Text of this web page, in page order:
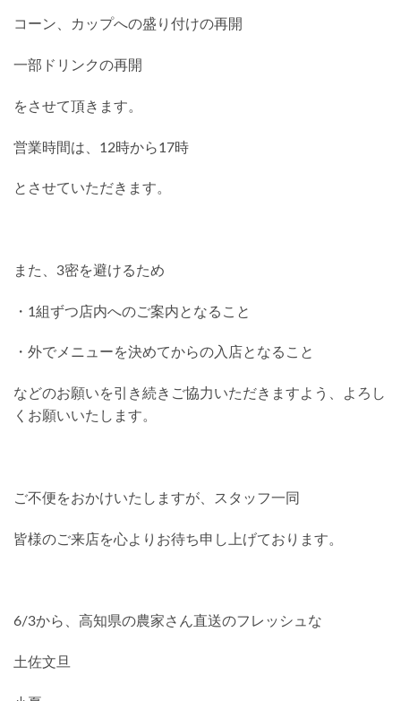
コーン、カップへの盛り付けの再開
一部ドリンクの再開
をさせて頂きます。
営業時間は、12時から17時
とさせていただきます。
また、3密を避けるため
・1組ずつ店内へのご案内となること
・外でメニューを決めてからの入店となること
などのお願いを引き続きご協力いただきますよう、よろし
くお願いいたします。
ご不便をおかけいたしますが、スタッフ一同
皆様のご来店を心よりお待ち申し上げております。
6/3から、高知県の農家さん直送のフレッシュな
土佐文旦